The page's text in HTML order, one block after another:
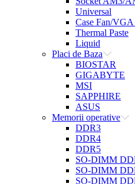
Universal
Case Fan/
Thermal Paste
Liquid
Placi de Baza
BIOSTAR
GIGABYTE
MSI
SAPPHIRE
ASUS
Memorii operative
DDR3
DDR4
DDR5
SO-DIMM
SO-DIMM
SO-DIMM